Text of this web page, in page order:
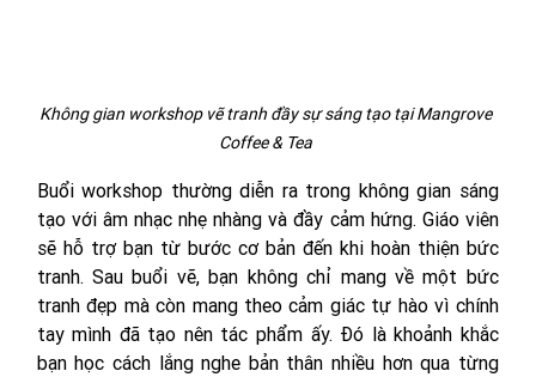
Không gian workshop vẽ tranh đầy sự sáng tạo tại Mangrove
Coffee & Tea
Buổi workshop thường diễn ra trong không gian sáng
tạo với âm nhạc nhẹ nhàng và đầy cảm hứng. Giáo viên
sẽ hỗ trợ bạn từ bước cơ bản đến khi hoàn thiện bức
tranh. Sau buổi vẽ, bạn không chỉ mang về một bức
tranh đẹp mà còn mang theo cảm giác tự hào vì chính
tay mình đã tạo nên tác phẩm ấy. Đó là khoảnh khắc
bạn học cách lắng nghe bản thân nhiều hơn qua từng